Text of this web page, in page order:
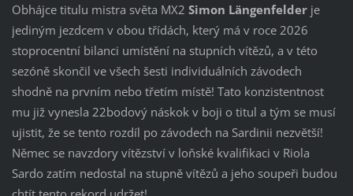
Obhájce titulu mistra světa MX2 Simon Längenfelderje
jediným jezdcem v obou třídách, který má v roce 2026
stoprocentní bilanci umístění na stupních vítězů, a v této
sezóně skončil ve všech šesti individuálních závodech
shodně na prvním nebo třetím místě! Tato konzistentnost
mu již vynesla 22bodový náskok v boji o titul a tým se musí
ujistit, že se tento rozdíl po závodech na Sardinii nezvětší!
Němec se navzdory vítězství v loňské kvalifikaci v Riola
Sardo zatím nedostal na stupně vítězů a jeho soupeři budou